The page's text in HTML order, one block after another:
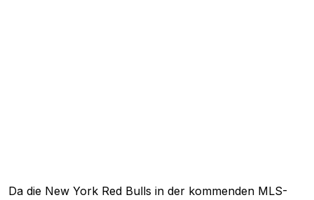
Da die New York Red Bulls in der kommenden MLS-